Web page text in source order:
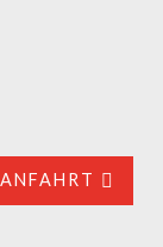
ANFAHRT